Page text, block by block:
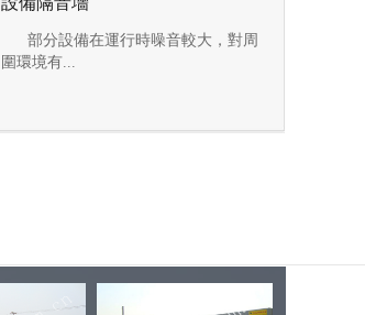
部分設備在運行時噪音較大，對周
圍環境有...